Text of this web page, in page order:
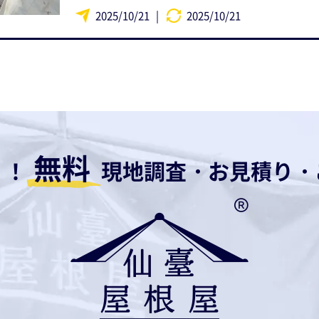
2025/10/21 | 2025/10/21
無料 現地調査・お見積り